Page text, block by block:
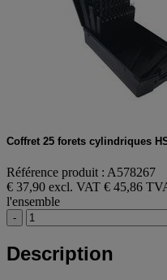
Coffret 25 forets cylindriques
Référence produit : A578267
€ 37,90 excl. VAT € 45,86
l'ensemble
-
Description